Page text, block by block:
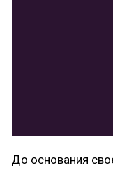
До основания